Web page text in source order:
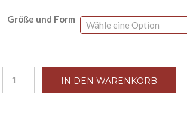
Größe und Form
IN DEN WARENKORB